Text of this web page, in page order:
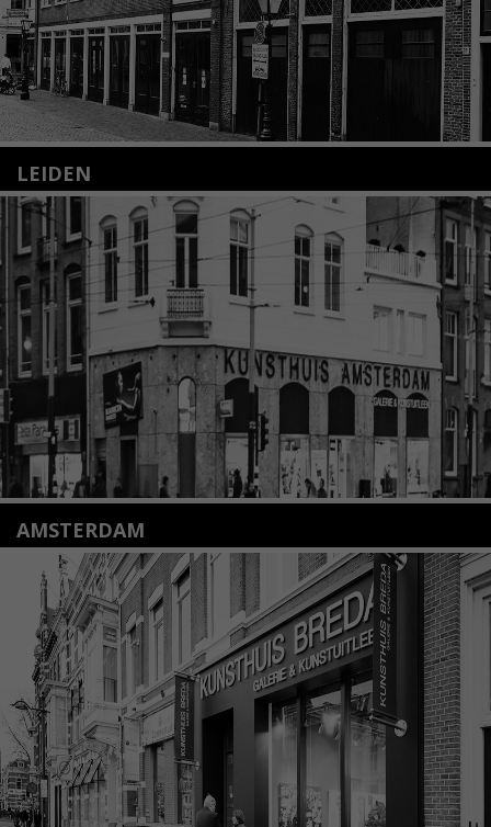
LEIDEN
Nieuwstraat 35
2312 KA Leiden
+31(0)71 – 52 84 480
info@kunsthuisleiden.nl
Lees meer
AMSTERDAM
Amstelveenseweg 135
1075 VX Amsterdam
+31 (0)20 2332546
info@kunsthuisamsterdam.nl
Lees meer